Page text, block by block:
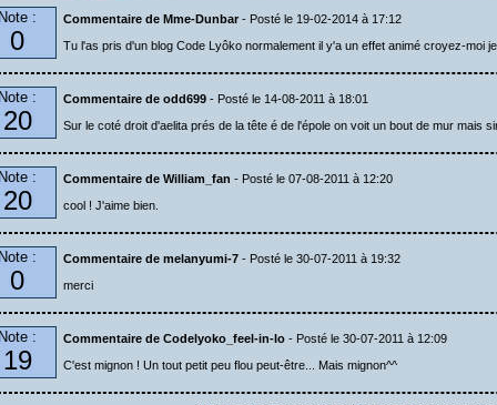
Note :
0
Commentaire de Mme-Dunbar - Posté le 19-02-2014 à 17:12
Tu l'as pris d'un blog Code Lyôko normalement il y'a un effet animé croyez-moi
Note :
20
Commentaire de odd699 - Posté le 14-08-2011 à 18:01
Sur le coté droit d'aelita prés de la tête é de l'épole on voit un bout de mur mais
Note :
20
Commentaire de William_fan - Posté le 07-08-2011 à 12:20
cool ! J'aime bien.
Note :
0
Commentaire de melanyumi-7 - Posté le 30-07-2011 à 19:32
merci
Note :
19
Commentaire de Codelyoko_feel-in-lo - Posté le 30-07-2011 à 12:09
C'est mignon ! Un tout petit peu flou peut-être... Mais mignon^^